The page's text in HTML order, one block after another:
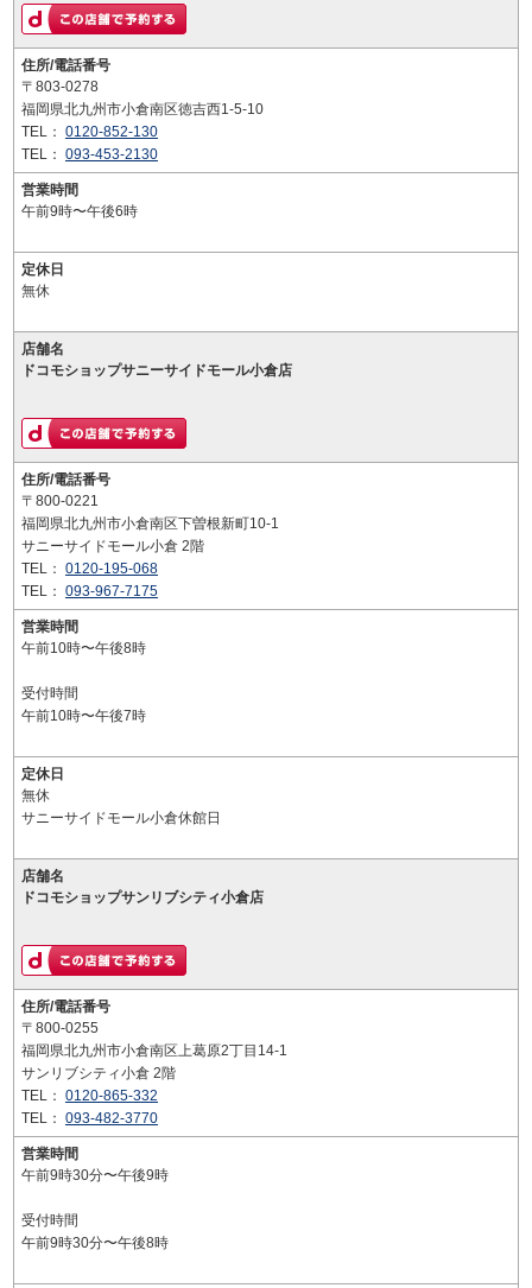
住所/電話番号
〒803-0278
福岡県北九州市小倉南区徳吉西1-5-10
TEL： 0120-852-130
TEL： 093-453-2130
営業時間
午前9時〜午後6時
定休日
無休
店舗名
ドコモショップサニーサイドモール小倉店
住所/電話番号
〒800-0221
福岡県北九州市小倉南区下曽根新町10-1
サニーサイドモール小倉 2階
TEL： 0120-195-068
TEL： 093-967-7175
営業時間
午前10時〜午後8時
受付時間
午前10時〜午後7時
定休日
無休
サニーサイドモール小倉休館日
店舗名
ドコモショップサンリブシティ小倉店
住所/電話番号
〒800-0255
福岡県北九州市小倉南区上葛原2丁目14-1
サンリブシティ小倉 2階
TEL： 0120-865-332
TEL： 093-482-3770
営業時間
午前9時30分〜午後9時
受付時間
午前9時30分〜午後8時